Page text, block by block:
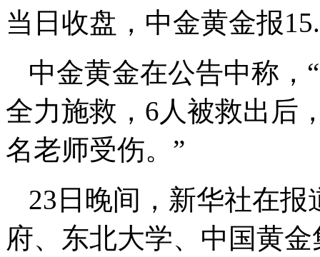
当日收盘，中金黄金报
中金黄金在公告中称，
全力施救，6人被救出后
名老师受伤。”
23日晚间，新华社在
府、东北大学、中国黄